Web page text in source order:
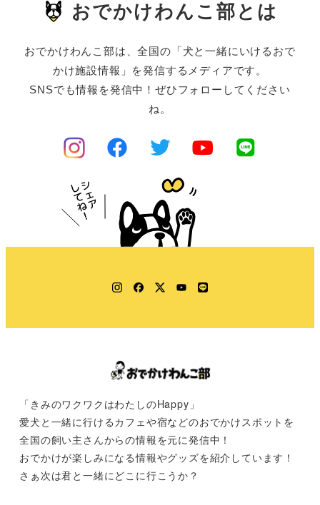
おでかけわんこ部とは
おでかけわんこ部は、全国の「犬と一緒にいけるおで
かけ施設情報」を発信するメディアです。
SNSでも情報を発信中！ぜひフォローしてください
ね。
Instagram
Facebook
TwitterYouTube
LINE
「きみのワクワクはわたしのHappy」
愛犬と一緒に行けるカフェや宿などのおでかけスポットを
全国の飼い主さんからの情報を元に発信中！
おでかけが楽しみになる情報やグッズを紹介しています！
さぁ次は君と一緒にどこに行こうか？